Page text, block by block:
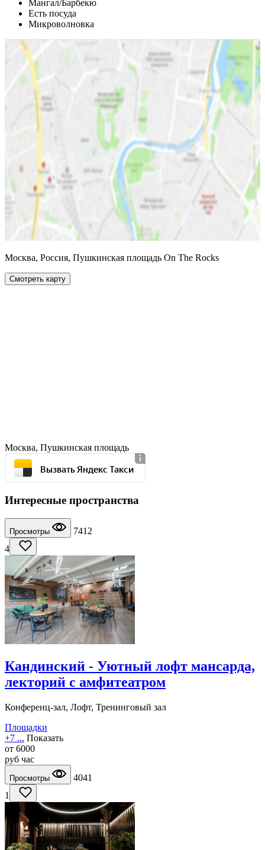
Мангал/Барбекю
Есть посуда
Микроволновка
Москва, Россия, Пушкинская площадь On The Rocks
Смотреть карту
Москва, Пушкинская площадь
Вызвать Яндекс Такси
Интересные пространства
Просмотры
7412
4
Кандинский - Уютный лофт мансарда,
лекторий с амфитеатром
Конференц-зал, Лофт, Тренинговый зал
Площадки
+7 ... Показать
от 6000
руб час
Просмотры
4041
1